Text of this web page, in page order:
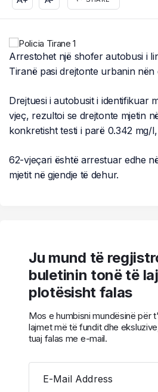
Arrestohet një shofer autobusi i
Tiranë pasi drejtonte urbanin nën
Drejtuesi i autobusit i identifikuar
vjeç, rezultoi se drejtonte mjetin
konkretisht testi i parë 0.342 mg/
62-vjeçari është arrestuar edhe
mjetit në gjendje të dehur.
Ju mund të
buletinin tonë të
plotësisht falas
Mos e humbisni mundësinë për
lajmet më të fundit dhe
tuaj falas me e-mail.
E-Mail Address